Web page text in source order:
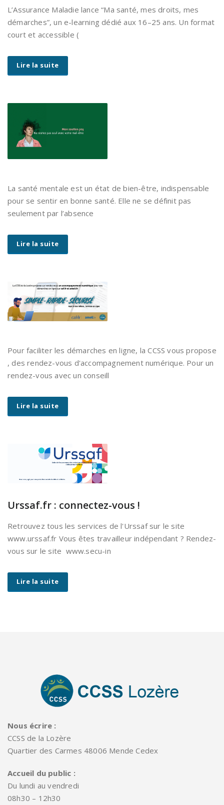
L’Assurance Maladie lance “Ma santé, mes droits, mes
démarches”, un e-learning dédié aux 16–25 ans. Un format
court et accessible (
Lire la suite
La santé mentale est un état de bien-être, indispensable
pour se sentir en bonne santé. Elle ne se définit pas
seulement par l’absence
Lire la suite
Pour faciliter les démarches en ligne, la CCSS vous propose
, des rendez-vous d'accompagnement numérique. Pour un
rendez-vous avec un conseill
Lire la suite
Urssaf.fr : connectez-vous !
Retrouvez tous les services de l'Urssaf sur le site
www.urssaf.fr Vous êtes travailleur indépendant ? Rendez-
vous sur le site www.secu-in
Lire la suite
Nous écrire :
CCSS de la Lozère
Quartier des Carmes 48006 Mende Cedex
Accueil du public :
Du lundi au vendredi
08h30 – 12h30